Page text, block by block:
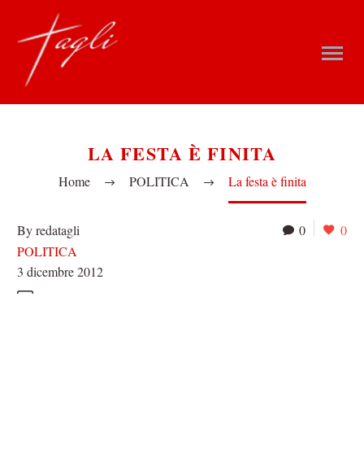
LA FESTA È FINITA
Home POLITICA La festa è finita
0 0
By redatagli
POLITICA
3 dicembre 2012